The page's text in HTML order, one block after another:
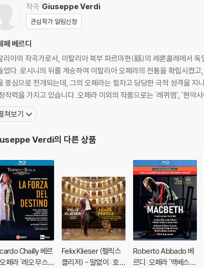
Katia Ricciarelli| Arien Und Duette Aus I Masnadieri,
Renata Scotto| Arien Aus Rigoletto, Nabucco, La
Ouverturen Und Vorspiele
Ballet Music Aus Den Opern| Macbeth, Don Carlos,
& 30Messa Da Requiem| Caballe - Berini - Domingo -
작곡 Giuseppe Verdi
관심작가 알림신청
페 베르디
리아의 작곡가로서, 이탈리아 북부 파르마현(縣)의 레론콜레에서
었다. 로시니의 뒤를 계승하여 이탈리아 오페라의 전통을 확립시켰
중심으로 전개되는데, 그의 오페라는 힘차고 당당한 극적 성격을
작력을 가지고 있습니다. 오페라 이외의 작품으로는 '레퀴엠', '현악
쳐보기
Verdi의 다른 상품
Chailly 베르
페라 `레오 무스
Felix Klieser (펠릭스
클리저) - 말없이 : 호른
Roberto Abbado 베
르디: 오페라 `맥베스`